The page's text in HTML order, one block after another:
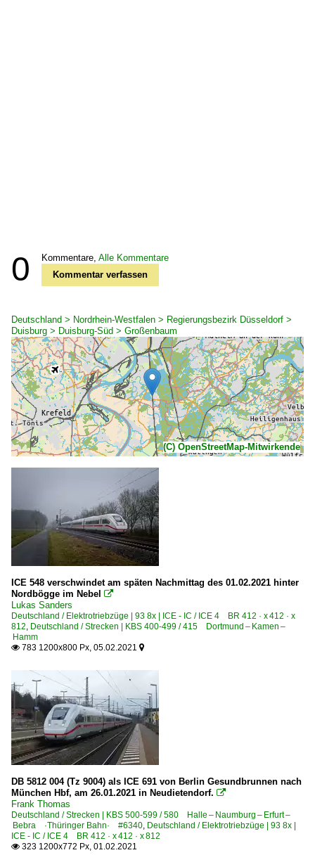
0 Kommentare, Alle Kommentare
Kommentar verfassen
Deutschland > Nordrhein-Westfalen > Regierungsbezirk Düsseldorf >
Duisburg > Duisburg-Süd > Großenbaum
(C) OpenStreetMap-Mitwirkende
ICE 548 verschwindet am späten Nachmittag des 01.02.2021 hinter
Nordbögge im Nebel 
Lukas Sanders
Deutschland / Elektrotriebzüge | 93 8x | ICE - IC / ICE 4 BR 412 · x 412 · x
812, Deutschland / Strecken | KBS 400-499 / 415 Dortmund – Kamen –
Hamm
 783 1200x800 Px, 05.02.2021 
DB 5812 004 (Tz 9004) als ICE 691 von Berlin Gesundbrunnen nach
München Hbf, am 26.01.2021 in Neudietendorf. 
Frank Thomas
Deutschland / Strecken | KBS 500-599 / 580 Halle – Naumburg – Erfurt –
Bebra ·Thüringer Bahn· #6340, Deutschland / Elektrotriebzüge | 93 8x |
ICE - IC / ICE 4 BR 412 · x 412 · x 812
 323 1200x772 Px, 01.02.2021